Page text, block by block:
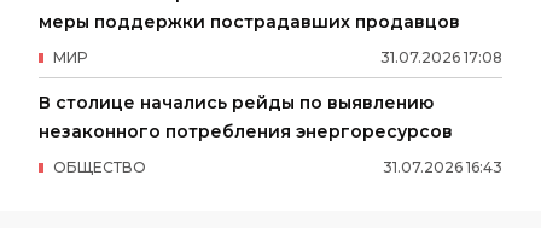
меры поддержки пострадавших продавцов
31.07.2026 17:08
МИР
В столице начались рейды по выявлению
незаконного потребления энергоресурсов
31.07.2026 16:43
ОБЩЕСТВО